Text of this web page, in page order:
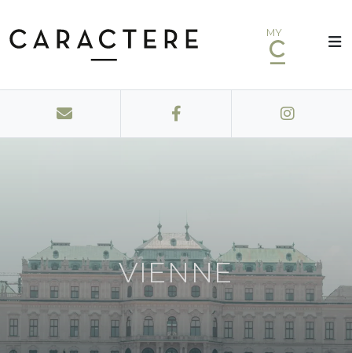
MY
VIENNE